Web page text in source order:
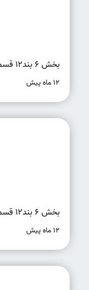
بخش ۶ بند۱۲ قسمت ج
12 ماه پیش
بخش ۶ بند۱۲ قسمت ج
12 ماه پیش